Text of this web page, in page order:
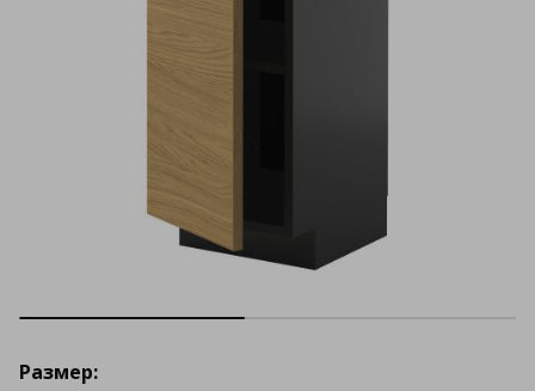
Размер: